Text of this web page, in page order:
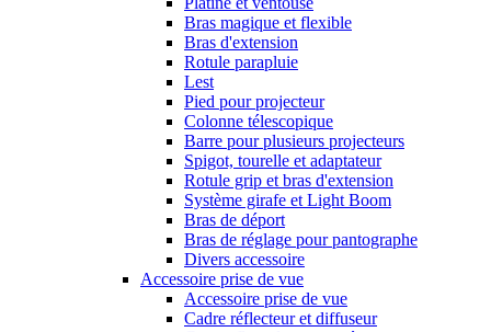
Bras magique et flexible
Bras d'extension
Rotule parapluie
Lest
Pied pour projecteur
Colonne télescopique
Barre pour plusieurs projecteurs
Spigot, tourelle et adaptateur
Rotule grip et bras d'extension
Système girafe et Light Boom
Bras de déport
Bras de réglage pour pantographe
Divers accessoire
Accessoire prise de vue
Accessoire prise de vue
Cadre réflecteur et diffuseur